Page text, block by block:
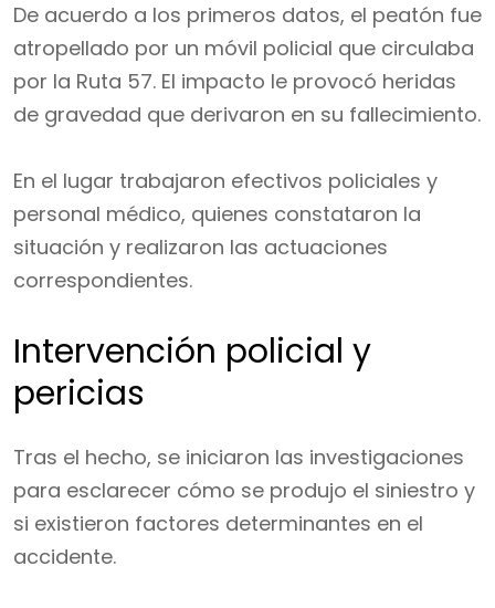
De acuerdo a los primeros datos, el peatón fue
atropellado por un móvil policial que circulaba
por la Ruta 57. El impacto le provocó heridas
de gravedad que derivaron en su fallecimiento.
En el lugar trabajaron efectivos policiales y
personal médico, quienes constataron la
situación y realizaron las actuaciones
correspondientes.
Intervención policial y
pericias
Tras el hecho, se iniciaron las investigaciones
para esclarecer cómo se produjo el siniestro y
si existieron factores determinantes en el
accidente.